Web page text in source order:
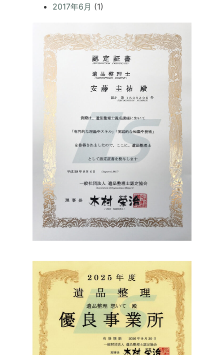
2017年6月 (1)